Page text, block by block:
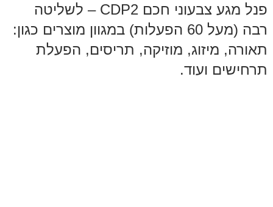
פנל מגע צבעוני חכם CDP2 – לשליטה
רבה (מעל 60 הפעלות) במגוון מוצרים כגון:
תאורה, מיזוג, מוזיקה, תריסים, הפעלת
תרחישים ועוד.